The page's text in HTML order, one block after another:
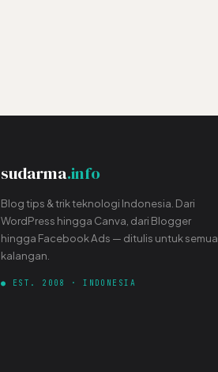
sudarma.info
Blog tips & trik teknologi Indonesia. Dari
WordPress hingga Canva, dari Blogger
hingga Facebook Ads — ditulis untuk semua
kalangan.
● EST. 2008 · INDONESIA